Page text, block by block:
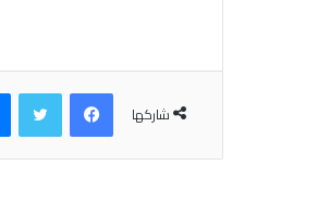
شاركها
فيسبوك